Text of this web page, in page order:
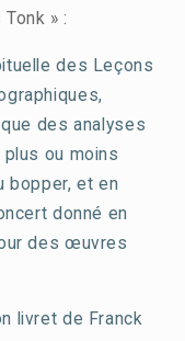
» :
des Leçons
des analyses
ou moins
bopper, et en
donné en
des œuvres
livret de Franck